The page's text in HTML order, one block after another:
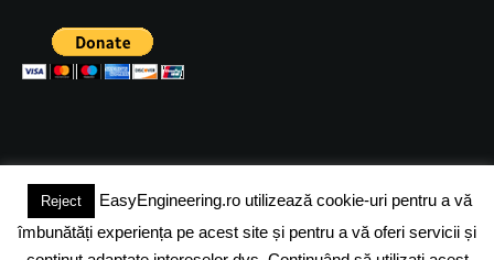
(c) 2024 - FineEngineeringMagazine. All rights reserved.
DESPRE NOI ADVERTISING JOBS DESPRE COOKIES
Reject
EasyEngineering.ro utilizează cookie-uri pentru a vă
îmbunătăți experiența pe acest site și pentru a vă oferi servicii și